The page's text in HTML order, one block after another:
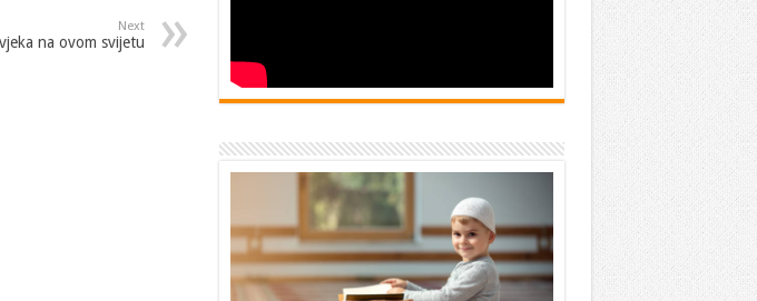
Next
na ovom svijetu